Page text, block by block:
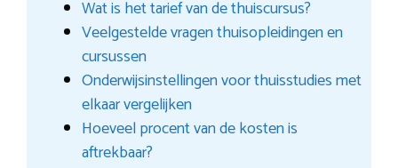
Wat is het tarief van de thuiscursus?
Veelgestelde vragen thuisopleidingen en
cursussen
Onderwijsinstellingen voor thuisstudies met
elkaar vergelijken
Hoeveel procent van de kosten is
aftrekbaar?